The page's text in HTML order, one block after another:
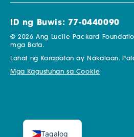
ID ng Buwis: 77-0440090
© 2026 Ang Lucile Packard
mga Bata.
Lahat ng Karapatan ay Nakalaan.
Mga Kagustuhan sa Cookie
Tagalog